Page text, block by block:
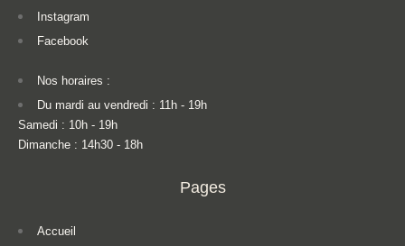
Instagram
Facebook
Nos horaires :
Du mardi au vendredi : 11h - 19h
Samedi : 10h - 19h
Dimanche : 14h30 - 18h
Pages
Accueil